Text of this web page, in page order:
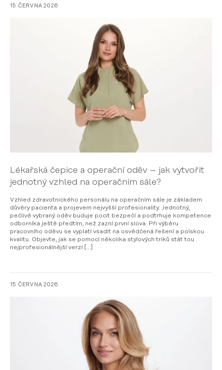
15 ČERVNA 2026
Lékařská čepice a operační oděv – jak vytvořit
jednotný vzhled na operačním sále?
Vzhled zdravotnického personálu na operačním sále je základem
důvěry pacienta a projevem nejvyšší profesionality. Jednotný,
pečlivě vybraný oděv buduje pocit bezpečí a podtrhuje kompetence
odborníka ještě předtím, než zazní první slova. Při výběru
pracovního oděvu se vyplatí vsadit na osvědčená řešení a polskou
kvalitu. Objevte, jak se pomocí několika stylových triků stát tou
nejprofesionálnější verzí […]
15 ČERVNA 2026